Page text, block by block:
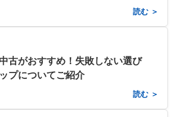
読む ＞
古がおすすめ！失敗しない選び
プについてご紹介
読む ＞